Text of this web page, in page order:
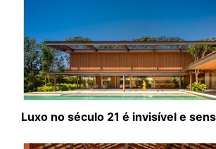
Luxo no século 21 é invisível e